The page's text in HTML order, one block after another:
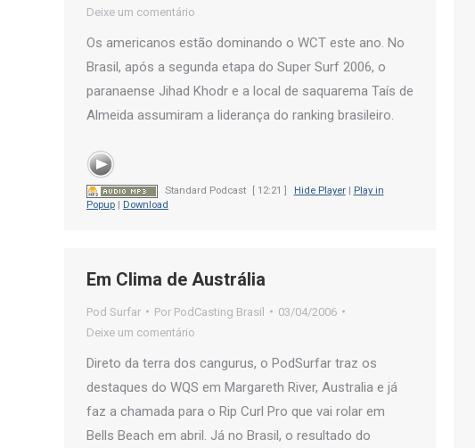
Deixe um comentário
Os americanos estão dominando o WCT este ano. No
Brasil, após a segunda etapa do Super Surf 2006, o
paranaense Jihad Khodr e a local de saquarema Taís de
Almeida assumiram a liderança do ranking brasileiro.
Standard Podcast [ 12:21 ] Hide Player|
Play in
Popup | Download
Em Clima de Austrália
Pod Surfar Por PodCasting Brasil
03/04/2006
Deixe um comentário
Direto da terra dos cangurus, o PodSurfar traz os
destaques do WQS em Margareth River, Australia e já
faz a chamada para o Rip Curl Pro que vai rolar em
Bells Beach em abril. Já no Brasil, o resultado do